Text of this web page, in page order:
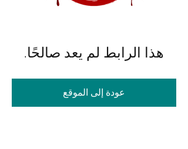
هذا الرابط لم يعد صالحًا.
عودة إلى الموقع